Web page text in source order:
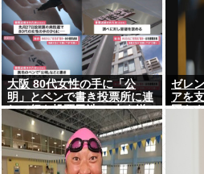
大阪 80代女性の手に「公
明」とペンで書き投票所に連
れて行き投票干渉 60女を送
検【いさ酒場】
ゼレ
アを
国も